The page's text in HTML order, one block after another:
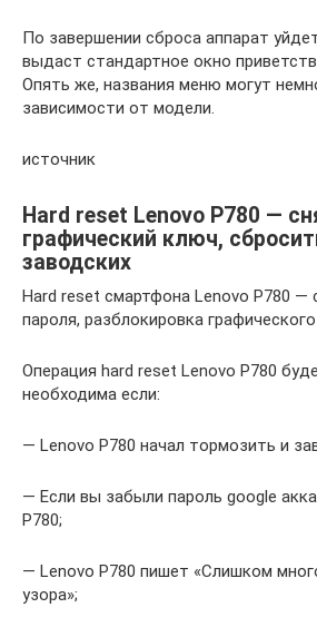
По завершении сброса аппарат
выдаст стандартное окно
Опять же, названия меню могут
зависимости от модели.
источник
Hard reset Lenovo P780 —
графический ключ,
заводских
Hard reset смартфона Lenovo P780 —
пароля, разблокировка
Операция hard reset Lenovo P780
необходима если:
— Lenovo P780 начал тормозить и
— Если вы забыли пароль google
P780;
— Lenovo P780 пишет «Слишком
узора»;